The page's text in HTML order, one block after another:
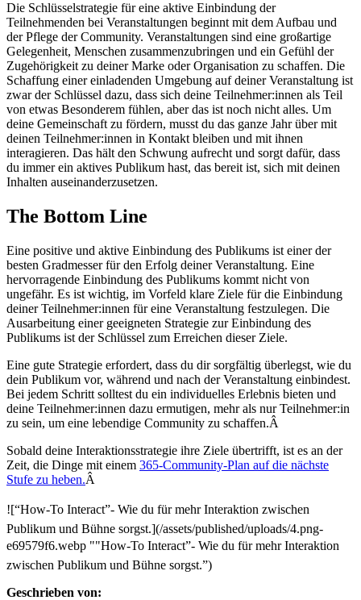
Die Schlüsselstrategie für eine aktive Einbindung der
Teilnehmenden bei Veranstaltungen beginnt mit dem Aufbau und
der Pflege der Community. Veranstaltungen sind eine großartige
Gelegenheit, Menschen zusammenzubringen und ein Gefühl der
Zugehörigkeit zu deiner Marke oder Organisation zu schaffen. Die
Schaffung einer einladenden Umgebung auf deiner Veranstaltung ist
zwar der Schlüssel dazu, dass sich deine Teilnehmer:innen als Teil
von etwas Besonderem fühlen, aber das ist noch nicht alles. Um
deine Gemeinschaft zu fördern, musst du das ganze Jahr über mit
deinen Teilnehmer:innen in Kontakt bleiben und mit ihnen
interagieren. Das hält den Schwung aufrecht und sorgt dafür, dass
du immer ein aktives Publikum hast, das bereit ist, sich mit deinen
Inhalten auseinanderzusetzen.
The Bottom Line
Eine positive und aktive Einbindung des Publikums ist einer der
besten Gradmesser für den Erfolg deiner Veranstaltung. Eine
hervorragende Einbindung des Publikums kommt nicht von
ungefähr. Es ist wichtig, im Vorfeld klare Ziele für die Einbindung
deiner Teilnehmer:innen für eine Veranstaltung festzulegen. Die
Ausarbeitung einer geeigneten Strategie zur Einbindung des
Publikums ist der Schlüssel zum Erreichen dieser Ziele.
Eine gute Strategie erfordert, dass du dir sorgfältig überlegst, wie du
dein Publikum vor, während und nach der Veranstaltung einbindest.
Bei jedem Schritt solltest du ein individuelles Erlebnis bieten und
deine Teilnehmer:innen dazu ermutigen, mehr als nur Teilnehmer:in
zu sein, um eine lebendige Community zu schaffen.Â
Sobald deine Interaktionsstrategie ihre Ziele übertrifft, ist es an der
Zeit, die Dinge mit einem 365-Community-Plan auf die nächste
Stufe zu heben.Â
![“How-To Interact”- Wie du für mehr Interaktion zwischen
Publikum und Bühne sorgst.](/assets/published/uploads/4.png-
e69579f6.webp ""How-To Interact”- Wie du für mehr Interaktion
zwischen Publikum und Bühne sorgst.”)
Geschrieben von: